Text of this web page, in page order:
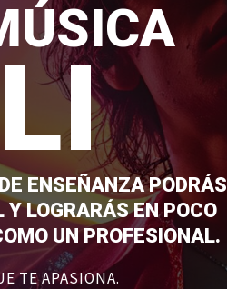
ENSEÑANZA PODRÁS
LOGRARÁS EN POCO
UN PROFESIONAL.
TE APASIONA.